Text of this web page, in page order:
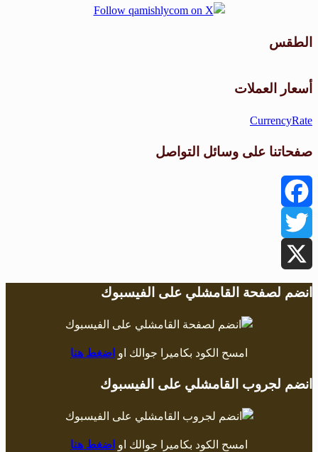
الطقس
أسعار العملات
CurrencyRate
صفحاتنا على وسائل التواصل
Facebook
Twitter
X
انضم لصفحة القامشلي على الفيسبوك
امسح الكود بكاميرا جوالك او اضغط هنا
انضم لجروب القامشلي على الفيسبوك
امسح الكود بكاميرا جوالك او اضغط هنا